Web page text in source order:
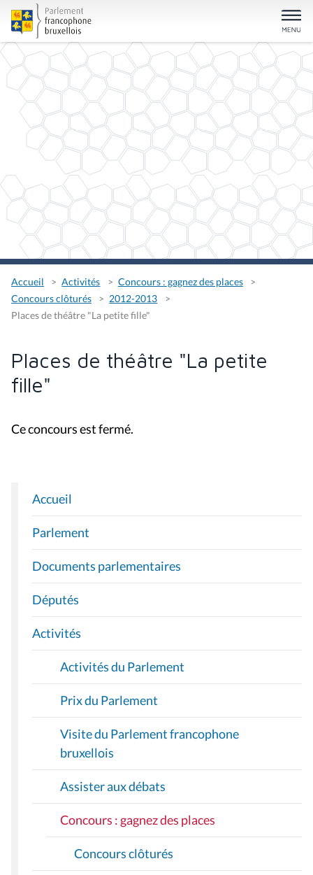
Accueil Activités
Concours : gagnez des places
Concours clôturés
2012-2013
Places de théâtre "La petite fille"
Places de théâtre "La petite
fille"
Ce concours est fermé.
N
A
V
I
G
A
T
I
O
Accueil
Parlement
Documents parlementaires
Députés
Activités
Activités du Parlement
Prix du Parlement
Visite du Parlement francophone
bruxellois
Assister aux débats
Concours : gagnez des places
Concours clôturés